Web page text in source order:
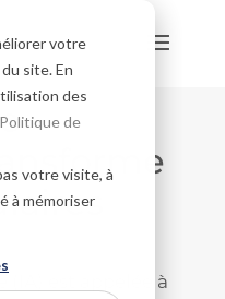
votre
site. En
des
Politique de
votre visite, à
à mémoriser
(IA) est appelée à